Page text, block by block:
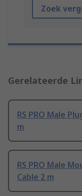
Zoek
Gerelateerde
RS PRO Male
m
RS PRO Male
Cable 2 m